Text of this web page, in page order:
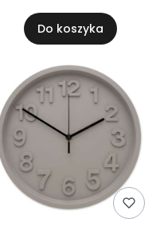
Do koszyka